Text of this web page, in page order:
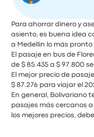
Para ahorrar dinero y
asiento, es buena idea
a Medellin lo más pronto
El pasaje en bus de
de $ 85.435 a $ 97.800
El mejor precio de
$ 87.276 para viajar el
En general, Bolivariano
pasajes más cercanos
los mejores precios,